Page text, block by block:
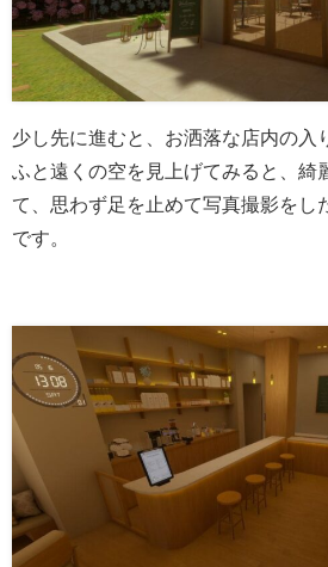
少し先に進むと、お洒落な店内の入
ふと遠くの空を見上げてみると、綺
て、思わず足を止めて写真撮影をし
です。